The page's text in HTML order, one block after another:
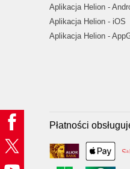
Aplikacja Helion -
Aplikacja Helion - iOS
Aplikacja Helion -
Płatności